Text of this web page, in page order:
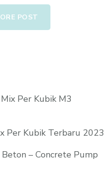
POST
Per Kubik M3
Per Kubik Terbaru 2023
– Concrete Pump